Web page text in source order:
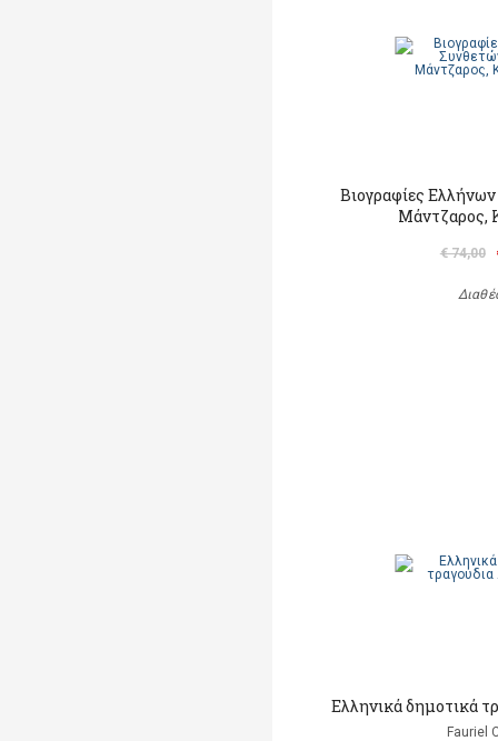
Βιογραφίες
Μάντζαρος,
€ 74,00
Ελληνικά δημοτικά
Fauriel